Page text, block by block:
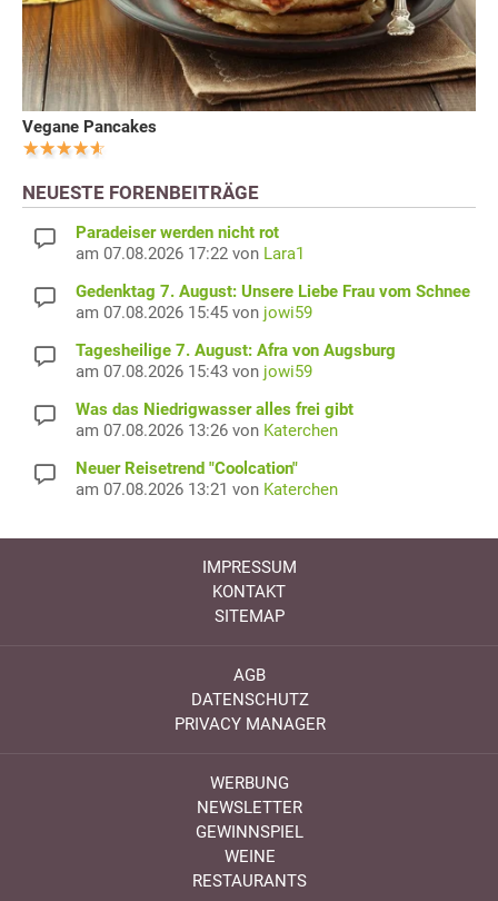
Vegane Pancakes
NEUESTE FORENBEITRÄGE
Paradeiser werden nicht rot
am 07.08.2026 17:22 von Lara1
Gedenktag 7. August: Unsere Liebe Frau vom Schnee
am 07.08.2026 15:45 von jowi59
Tagesheilige 7. August: Afra von Augsburg
am 07.08.2026 15:43 von jowi59
Was das Niedrigwasser alles frei gibt
am 07.08.2026 13:26 von Katerchen
Neuer Reisetrend "Coolcation"
am 07.08.2026 13:21 von Katerchen
IMPRESSUM
KONTAKT
SITEMAP
AGB
DATENSCHUTZ
PRIVACY MANAGER
WERBUNG
NEWSLETTER
GEWINNSPIEL
WEINE
RESTAURANTS